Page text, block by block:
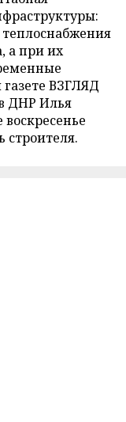
а при их
ВЗГЛЯД
ДНР Илья
строителя.